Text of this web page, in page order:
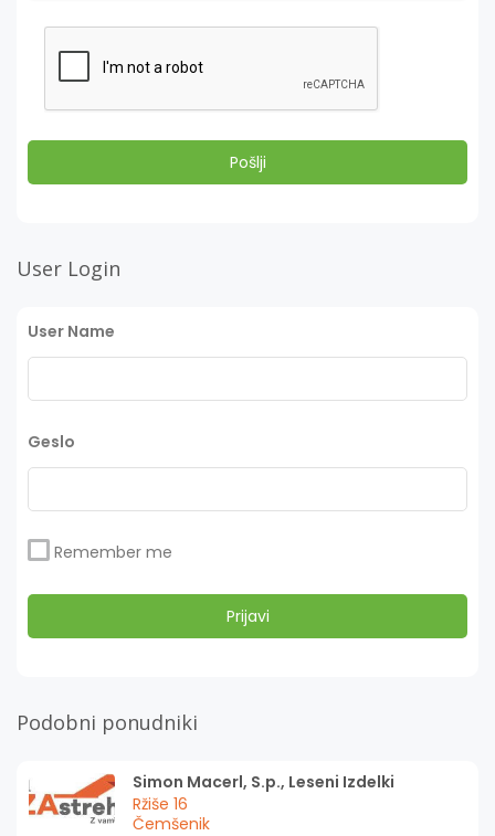
User Login
User Name
Geslo
Remember me
Podobni ponudniki
Simon Macerl, S.p., Leseni Izdelki
Ržiše 16
Čemšenik